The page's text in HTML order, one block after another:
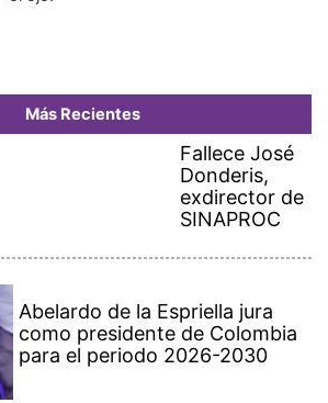
Más Recientes
Fallece José
Donderis,
exdirector de
SINAPROC
Abelardo de la Espriella jura
como presidente de Colombia
para el periodo 2026-2030